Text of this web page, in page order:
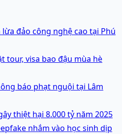
đảo công nghệ cao tại Phú
tour, visa bao đậu mùa hè
báo phạt nguội tại Lâm
thiệt hại 8.000 tỷ năm 2025
nhắm vào học sinh dịp